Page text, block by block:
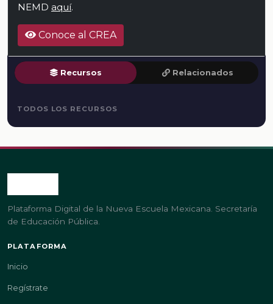
NEMD aquí.
Conoce al CREA
Recursos Relacionados
TODOS LOS RECURSOS
Plataforma Digital de la Nueva Escuela Mexicana. Secretaría
de Educación Pública.
PLATAFORMA
Inicio
Regístrate